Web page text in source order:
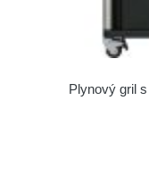
Plynový gril